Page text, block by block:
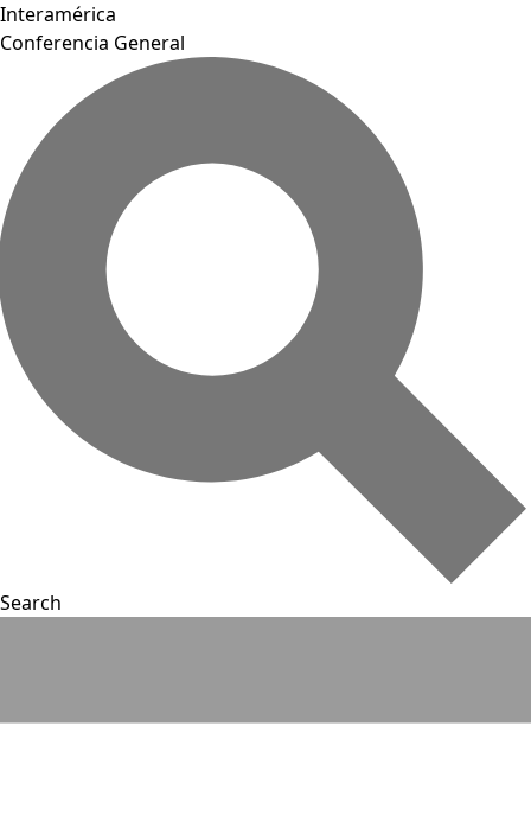
Interamérica
Conferencia General
Search